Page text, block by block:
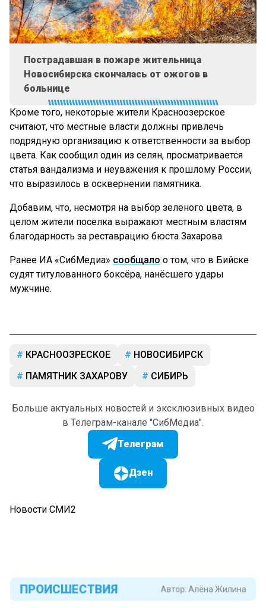
Пострадавшая в пожаре жительница
Новосибирска скончалась от ожогов в
больнице
Кроме того, некоторые жители Красноозерское
считают, что местные власти должны привлечь
подрядную организацию к ответственности за выбор
цвета. Как сообщил один из селян, просматривается
статья вандализма и неуважения к прошлому России,
что выразилось в осквернении памятника.
Добавим, что, несмотря на выбор зеленого цвета, в
целом жители поселка выражают местным властям
благодарность за реставрацию бюста Захарова.
Ранее ИА «СибМедиа» сообщало о том, что в Бийске
судят титулованного боксёра, нанёсшего удары
мужчине.
КРАСНООЗРЕСКОЕ
НОВОСИБИРСК
ПАМЯТНИК ЗАХАРОВУ
СИБИРЬ
Больше актуальных новостей и эксклюзивных видео
в Телеграм-канале "СибМедиа".
Телеграм
Дзен
Новости СМИ2
Автор: Алёна Жилина
ПРОИСШЕСТВИЯ